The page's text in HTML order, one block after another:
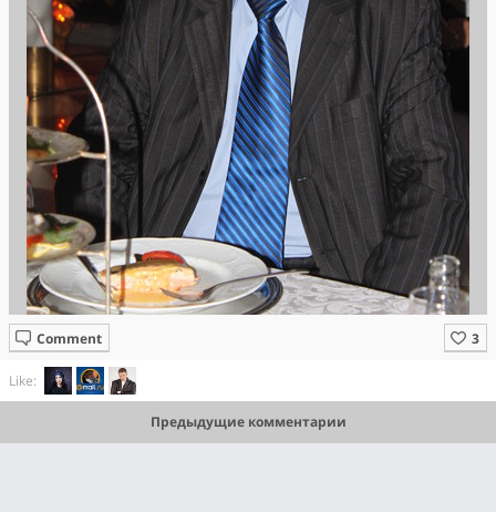
Comment
Like:
Предыдущие комментарии